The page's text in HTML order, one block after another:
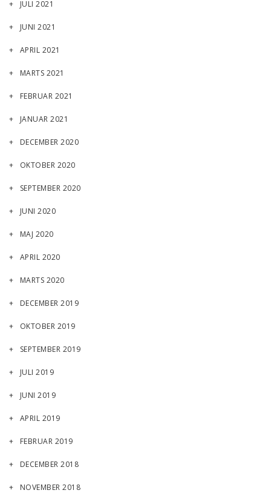
JULI 2021
JUNI 2021
APRIL 2021
MARTS 2021
FEBRUAR 2021
JANUAR 2021
DECEMBER 2020
OKTOBER 2020
SEPTEMBER 2020
JUNI 2020
MAJ 2020
APRIL 2020
MARTS 2020
DECEMBER 2019
OKTOBER 2019
SEPTEMBER 2019
JULI 2019
JUNI 2019
APRIL 2019
FEBRUAR 2019
DECEMBER 2018
NOVEMBER 2018